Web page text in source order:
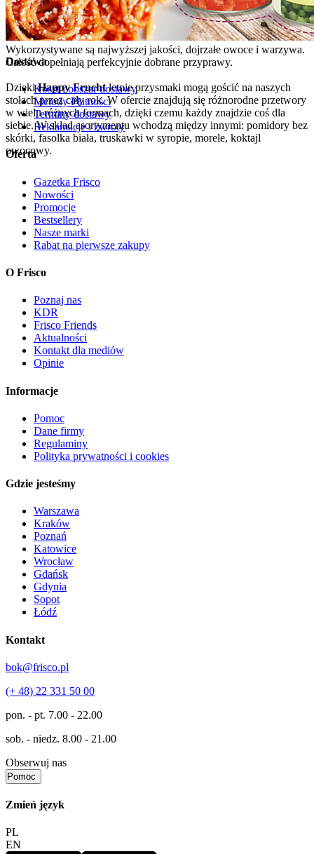
Wykorzystywane są najwyższej jakości, dojrzałe owoce i warzywa.
Całość dopełniają perfekcyjnie dobrane przyprawy.
DziękiHappy Fruchtletnie przysmaki mogą gościć na naszych
stołach przez cały rok. W ofercie znajdują się różnorodne przetwory
w wielu różnych formach, dzięki czemu każdy znajdzie coś dla
siebie. W skład asortymentu wchodzą między innymi: pomidory bez
skórki, fasolka biała, truskawki w syropie, morele, koktajl
owocowy.
Dostawa
Koszt i obszar dostawy
Metody Płatności
Terminy dostawy
Reklamacje i zwroty
Oferta
Gazetka Frisco
Nowości
Promocje
Bestsellery
Nasze marki
Rabat na pierwsze zakupy
O Frisco
Poznaj nas
KDR
Frisco Friends
Aktualności
Kontakt dla mediów
Opinie
Informacje
Pomoc
Dane firmy
Regulaminy
Polityka prywatności i cookies
Gdzie jesteśmy
Warszawa
Kraków
Poznań
Katowice
Wrocław
Gdańsk
Gdynia
Sopot
Łódź
Kontakt
bok@frisco.pl
(+ 48) 22 331 50 00
pon. - pt. 7.00 - 22.00
sob. - niedz. 8.00 - 21.00
Obserwuj nas
Pomoc
Zmień język
PL
EN